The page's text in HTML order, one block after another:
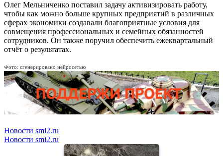
Олег Мельниченко поставил задачу активизировать работу,
чтобы как можно больше крупных предприятий в различных
сферах экономики создавали благоприятные условия для
совмещения профессиональных и семейных обязанностей
сотрудников. Он также поручил обеспечить ежеквартальный
отчёт о результатах.
Фото: сгенерировано нейросетью
Новости smi2.ru
Новости smi2.ru